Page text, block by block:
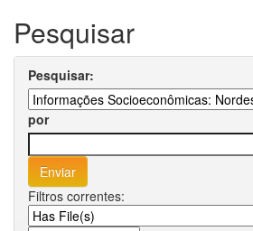
Pesquisar
Pesquisar:
por
Filtros correntes: